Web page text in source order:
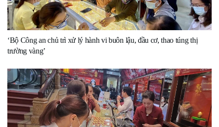
‘Bộ Công an chủ trì xử lý hành vi buôn lậu, đầu cơ, thao túng thị
trường vàng’